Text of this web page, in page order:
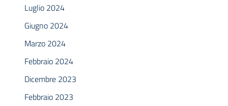
Luglio 2024
Giugno 2024
Marzo 2024
Febbraio 2024
Dicembre 2023
Febbraio 2023